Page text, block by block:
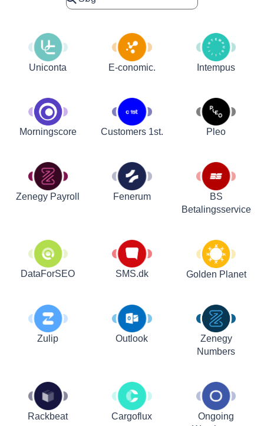
Uniconta E-conomic. Intempus
Morningscore Customers 1st. Pleo
Zenegy Payroll Fenerum
BS
Betalingsservice
DataForSEO SMS.dk Golden Planet
Zulip Outlook
Zenegy
Numbers
Rackbeat Cargoflux
Ongoing